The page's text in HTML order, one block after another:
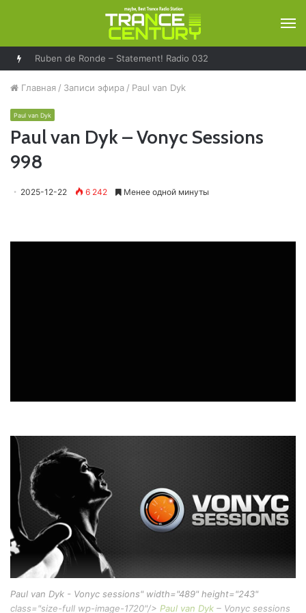
Ruben de Ronde – Statement! Radio 032
Главная / Записи эфира / Paul van Dyk
Paul van Dyk
Paul van Dyk – Vonyc Sessions
998
2025-12-22 6 242 Менее одной минуты
Paul van Dyk - Vonyc sessions" width="489" height="243"
class="size-full wp-image-1720"/> Paul van Dyk – Vonyc sessions